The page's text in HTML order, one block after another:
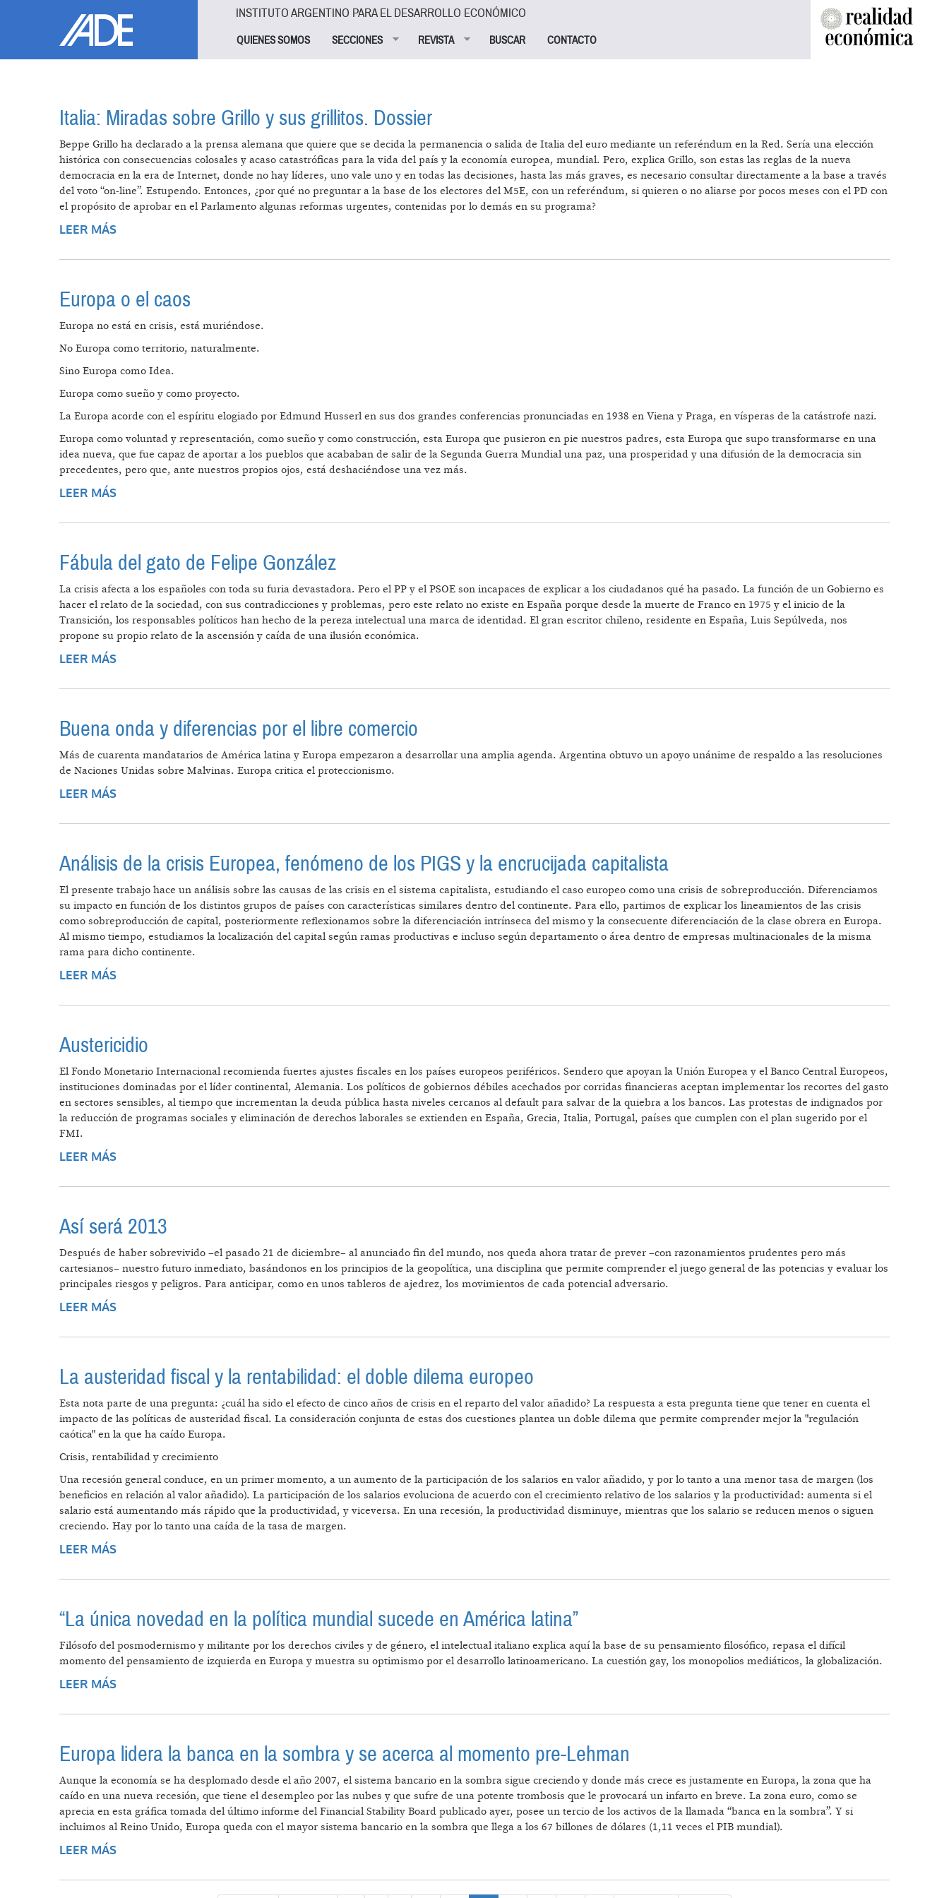
INSTITUTO ARGENTINO PARA EL DESARROLLO ECONÓMICO
QUIENES SOMOS SECCIONES REVISTA BUSCAR CONTACTO
Italia: Miradas sobre Grillo y sus grillitos. Dossier
Beppe Grillo ha declarado a la prensa alemana que quiere que se decida la permanencia o salida de Italia del euro mediante un referéndum en la Red. Sería una elección
histórica con consecuencias colosales y acaso catastróficas para la vida del país y la economía europea, mundial. Pero, explica Grillo, son estas las reglas de la nueva
democracia en la era de Internet, donde no hay líderes, uno vale uno y en todas las decisiones, hasta las más graves, es necesario consultar directamente a la base a través
del voto “on-line”. Estupendo. Entonces, ¿por qué no preguntar a la base de los electores del M5E, con un referéndum, si quieren o no aliarse por pocos meses con el PD con
el propósito de aprobar en el Parlamento algunas reformas urgentes, contenidas por lo demás en su programa?
LEER MÁS
Europa o el caos
Europa no está en crisis, está muriéndose.
No Europa como territorio, naturalmente.
Sino Europa como Idea.
Europa como sueño y como proyecto.
La Europa acorde con el espíritu elogiado por Edmund Husserl en sus dos grandes conferencias pronunciadas en 1938 en Viena y Praga, en vísperas de la catástrofe nazi.
Europa como voluntad y representación, como sueño y como construcción, esta Europa que pusieron en pie nuestros padres, esta Europa que supo transformarse en una
idea nueva, que fue capaz de aportar a los pueblos que acababan de salir de la Segunda Guerra Mundial una paz, una prosperidad y una difusión de la democracia sin
precedentes, pero que, ante nuestros propios ojos, está deshaciéndose una vez más.
LEER MÁS
Fábula del gato de Felipe González
La crisis afecta a los españoles con toda su furia devastadora. Pero el PP y el PSOE son incapaces de explicar a los ciudadanos qué ha pasado. La función de un Gobierno es
hacer el relato de la sociedad, con sus contradicciones y problemas, pero este relato no existe en España porque desde la muerte de Franco en 1975 y el inicio de la
Transición, los responsables políticos han hecho de la pereza intelectual una marca de identidad. El gran escritor chileno, residente en España, Luis Sepúlveda, nos
propone su propio relato de la ascensión y caída de una ilusión económica.
LEER MÁS
Buena onda y diferencias por el libre comercio
Más de cuarenta mandatarios de América latina y Europa empezaron a desarrollar una amplia agenda. Argentina obtuvo un apoyo unánime de respaldo a las resoluciones
de Naciones Unidas sobre Malvinas. Europa critica el proteccionismo.
LEER MÁS
Análisis de la crisis Europea, fenómeno de los PIGS y la encrucijada capitalista
El presente trabajo hace un análisis sobre las causas de las crisis en el sistema capitalista, estudiando el caso europeo como una crisis de sobreproducción. Diferenciamos
su impacto en función de los distintos grupos de países con características similares dentro del continente. Para ello, partimos de explicar los lineamientos de las crisis
como sobreproducción de capital, posteriormente reflexionamos sobre la diferenciación intrínseca del mismo y la consecuente diferenciación de la clase obrera en Europa.
Al mismo tiempo, estudiamos la localización del capital según ramas productivas e incluso según departamento o área dentro de empresas multinacionales de la misma
rama para dicho continente.
LEER MÁS
Austericidio
El Fondo Monetario Internacional recomienda fuertes ajustes fiscales en los países europeos periféricos. Sendero que apoyan la Unión Europea y el Banco Central Europeos,
instituciones dominadas por el líder continental, Alemania. Los políticos de gobiernos débiles acechados por corridas financieras aceptan implementar los recortes del gasto
en sectores sensibles, al tiempo que incrementan la deuda pública hasta niveles cercanos al default para salvar de la quiebra a los bancos. Las protestas de indignados por
la reducción de programas sociales y eliminación de derechos laborales se extienden en España, Grecia, Italia, Portugal, países que cumplen con el plan sugerido por el
FMI.
LEER MÁS
Así será 2013
Después de haber sobrevivido –el pasado 21 de diciembre– al anunciado fin del mundo, nos queda ahora tratar de prever –con razonamientos prudentes pero más
cartesianos– nuestro futuro inmediato, basándonos en los principios de la geopolítica, una disciplina que permite comprender el juego general de las potencias y evaluar los
principales riesgos y peligros. Para anticipar, como en unos tableros de ajedrez, los movimientos de cada potencial adversario.
LEER MÁS
La austeridad fiscal y la rentabilidad: el doble dilema europeo
Esta nota parte de una pregunta: ¿cuál ha sido el efecto de cinco años de crisis en el reparto del valor añadido? La respuesta a esta pregunta tiene que tener en cuenta el
impacto de las políticas de austeridad fiscal. La consideración conjunta de estas dos cuestiones plantea un doble dilema que permite comprender mejor la "regulación
caótica" en la que ha caído Europa.
Crisis, rentabilidad y crecimiento
Una recesión general conduce, en un primer momento, a un aumento de la participación de los salarios en valor añadido, y por lo tanto a una menor tasa de margen (los
beneficios en relación al valor añadido). La participación de los salarios evoluciona de acuerdo con el crecimiento relativo de los salarios y la productividad: aumenta si el
salario está aumentando más rápido que la productividad, y viceversa. En una recesión, la productividad disminuye, mientras que los salario se reducen menos o siguen
creciendo. Hay por lo tanto una caída de la tasa de margen.
LEER MÁS
“La única novedad en la política mundial sucede en América latina”
Filósofo del posmodernismo y militante por los derechos civiles y de género, el intelectual italiano explica aquí la base de su pensamiento filosófico, repasa el difícil
momento del pensamiento de izquierda en Europa y muestra su optimismo por el desarrollo latinoamericano. La cuestión gay, los monopolios mediáticos, la globalización.
LEER MÁS
Europa lidera la banca en la sombra y se acerca al momento pre-Lehman
Aunque la economía se ha desplomado desde el año 2007, el sistema bancario en la sombra sigue creciendo y donde más crece es justamente en Europa, la zona que ha
caído en una nueva recesión, que tiene el desempleo por las nubes y que sufre de una potente trombosis que le provocará un infarto en breve. La zona euro, como se
aprecia en esta gráfica tomada del último informe del Financial Stability Board publicado ayer, posee un tercio de los activos de la llamada “banca en la sombra”. Y si
incluimos al Reino Unido, Europa queda con el mayor sistema bancario en la sombra que llega a los 67 billones de dólares (1,11 veces el PIB mundial).
LEER MÁS